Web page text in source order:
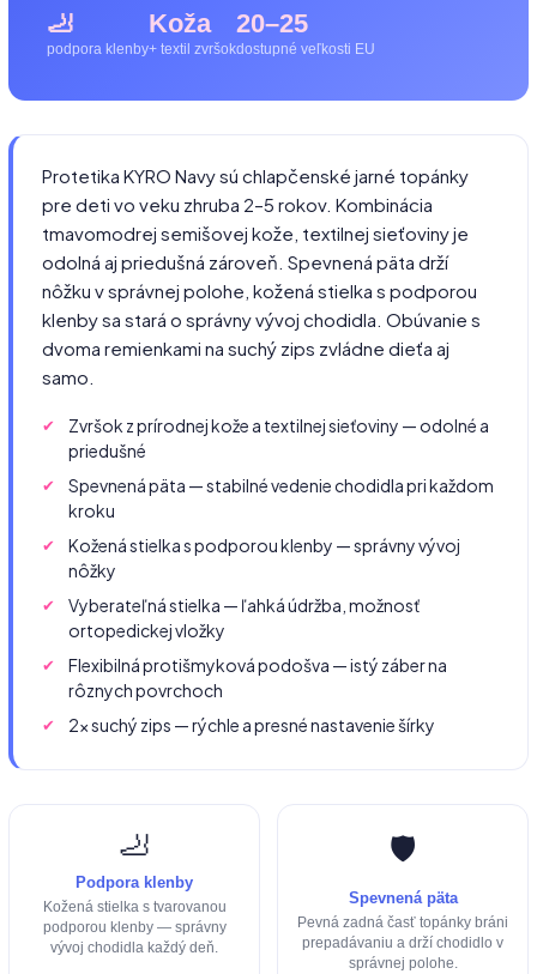
🦶
podpora klenby
Koža
+ textil zvršok
20–25
dostupné veľkosti EU
Protetika KYRO Navy sú chlapčenské jarné topánky
pre deti vo veku zhruba 2–5 rokov. Kombinácia
tmavomodrej semišovej kože, textilnej sieťoviny je
odolná aj priedušná zároveň. Spevnená päta drží
nôžku v správnej polohe, kožená stielka s podporou
klenby sa stará o správny vývoj chodidla. Obúvanie s
dvoma remienkami na suchý zips zvládne dieťa aj
samo.
Zvršok z prírodnej kože a textilnej sieťoviny — odolné a
priedušné
Spevnená päta — stabilné vedenie chodidla pri každom
kroku
Kožená stielka s podporou klenby — správny vývoj
nôžky
Vyberateľná stielka — ľahká údržba, možnosť
ortopedickej vložky
Flexibilná protišmyková podošva — istý záber na
rôznych povrchoch
2× suchý zips — rýchle a presné nastavenie šírky
🦶
Podpora klenby
Kožená stielka s tvarovanou
podporou klenby — správny
vývoj chodidla každý deň.
🛡️
Spevnená päta
Pevná zadná časť topánky bráni
prepadávaniu a drží chodidlo v
správnej polohe.